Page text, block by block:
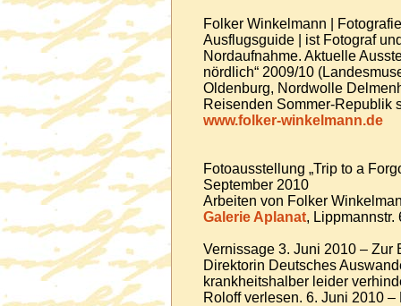
Folker Winkelmann |
Ausflugsguide | ist Fotograf
Nordaufnahme. Aktuelle
nördlich“ 2009/10
Oldenburg, Nordwolle
Reisenden Sommer-Republik
www.folker-winkelmann.de
Fotoausstellung „Trip to a
September 2010
Arbeiten von Folker
Galerie Aplanat, Lippmannstr.
Vernissage 3. Juni 2010 – Zur
Direktorin Deutsches
krankheitshalber leider
Roloff verlesen. 6. Juni 2010 –